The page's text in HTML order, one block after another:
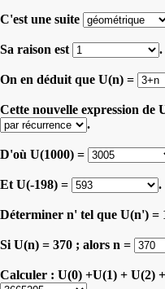
C'est une suite
Sa raison est .
On en déduit que U(n) =
Cette nouvelle expression de
.
D'où U(1000) =
Et U(-198) = .
Déterminer n' tel que U(n') =
Si U(n) = 370 ; alors n =
Calculer : U(0) +U(1) + U(2)